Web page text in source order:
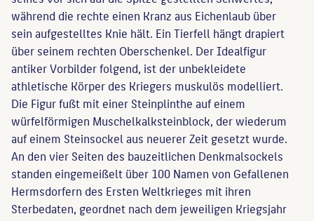
während die rechte einen Kranz aus Eichenlaub über
sein aufgestelltes Knie hält. Ein Tierfell hängt drapiert
über seinem rechten Oberschenkel. Der Idealfigur
antiker Vorbilder folgend, ist der unbekleidete
athletische Körper des Kriegers muskulös modelliert.
Die Figur fußt mit einer Steinplinthe auf einem
würfelförmigen Muschelkalksteinblock, der wiederum
auf einem Steinsockel aus neuerer Zeit gesetzt wurde.
An den vier Seiten des bauzeitlichen Denkmalsockels
standen eingemeißelt über 100 Namen von Gefallenen
Hermsdorfern des Ersten Weltkrieges mit ihren
Sterbedaten, geordnet nach dem jeweiligen Kriegsjahr